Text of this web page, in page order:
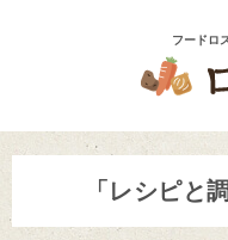
「レシピと